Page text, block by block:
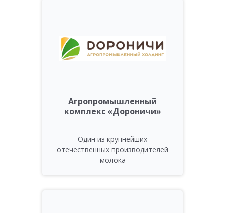
Агропромышленный
комплекс «Дороничи»
Один из крупнейших
отечественных производителей
молока